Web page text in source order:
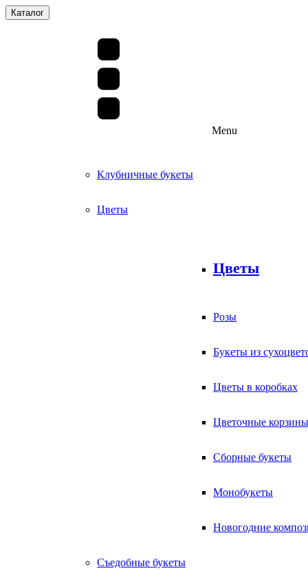
Каталог
Menu
Клубничные букеты
Цветы
Цветы
Розы
Букеты из
Цветы в коробках
Цветочные корзины
Сборные букеты
Монобукеты
Новогодние
Съедобные букеты